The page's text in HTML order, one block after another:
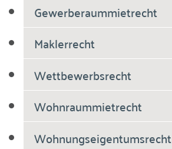
Gewerberaummietrecht
Maklerrecht
Wettbewerbsrecht
Wohnraummietrecht
Wohnungseigentumsrecht